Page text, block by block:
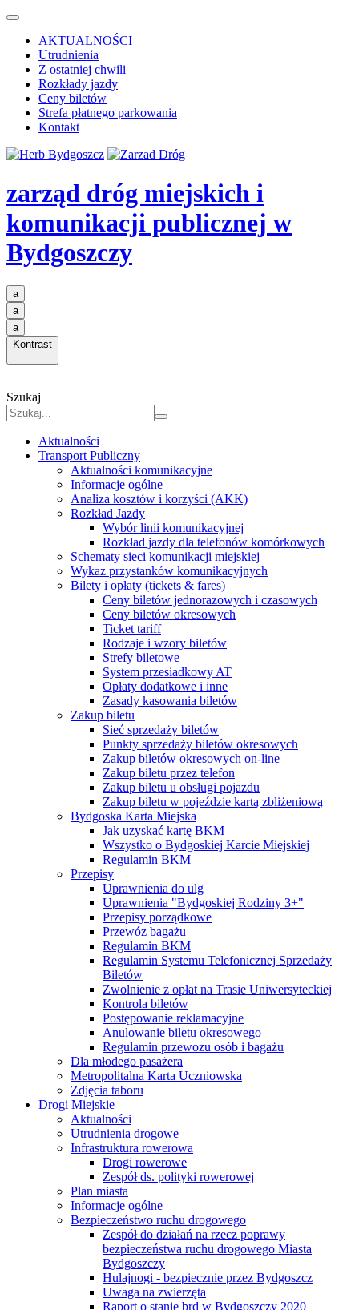
AKTUALNOŚCI
Utrudnienia
Z ostatniej chwili
Rozkłady jazdy
Ceny biletów
Strefa płatnego parkowania
Kontakt
zarząd dróg miejskich i
komunikacji publicznej w
Bydgoszczy
a
a
a
Kontrast
Szukaj
Aktualności
Transport Publiczny
Aktualności komunikacyjne
Informacje ogólne
Analiza kosztów i korzyści (AKK)
Rozkład Jazdy
Wybór linii komunikacyjnej
Rozkład jazdy dla telefonów komórkowych
Schematy sieci komunikacji miejskiej
Wykaz przystanków komunikacyjnych
Bilety i opłaty (tickets & fares)
Ceny biletów jednorazowych i czasowych
Ceny biletów okresowych
Ticket tariff
Rodzaje i wzory biletów
Strefy biletowe
System przesiadkowy AT
Opłaty dodatkowe i inne
Zasady kasowania biletów
Zakup biletu
Sieć sprzedaży biletów
Punkty sprzedaży biletów okresowych
Zakup biletów okresowych on-line
Zakup biletu przez telefon
Zakup biletu u obsługi pojazdu
Zakup biletu w pojeździe kartą zbliżeniową
Bydgoska Karta Miejska
Jak uzyskać kartę BKM
Wszystko o Bydgoskiej Karcie Miejskiej
Regulamin BKM
Przepisy
Uprawnienia do ulg
Uprawnienia "Bydgoskiej Rodziny 3+"
Przepisy porządkowe
Przewóz bagażu
Regulamin BKM
Regulamin Systemu Telefonicznej Sprzedaży
Biletów
Zwolnienie z opłat na Trasie Uniwersyteckiej
Kontrola biletów
Postępowanie reklamacyjne
Anulowanie biletu okresowego
Regulamin przewozu osób i bagażu
Dla młodego pasażera
Metropolitalna Karta Uczniowska
Zdjęcia taboru
Drogi Miejskie
Aktualności
Utrudnienia drogowe
Infrastruktura rowerowa
Drogi rowerowe
Zespół ds. polityki rowerowej
Plan miasta
Informacje ogólne
Bezpieczeństwo ruchu drogowego
Zespół do działań na rzecz poprawy
bezpieczeństwa ruchu drogowego Miasta
Bydgoszczy
Hulajnogi - bezpiecznie przez Bydgoszcz
Uwaga na zwierzęta
Raport o stanie brd w Bydgoszczy 2020